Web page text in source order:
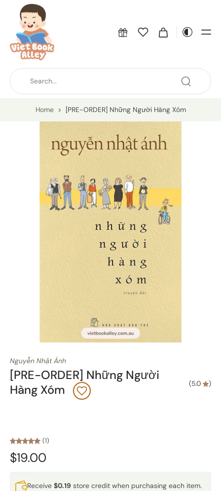
Home > [PRE-ORDER] Những Người Hàng Xóm
Nguyễn Nhật Ánh
[PRE-ORDER] Những Người
Hàng Xóm
(5.0 )
(1)
$19.00
Receive $0.19 store credit when purchasing each item.